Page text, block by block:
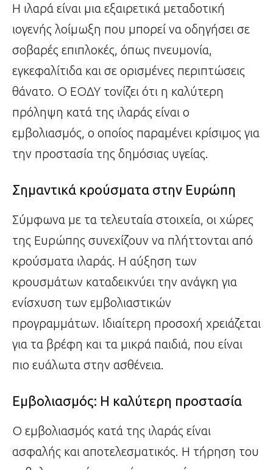
Η ιλαρά είναι μια εξαιρετικά μεταδοτική
ιογενής λοίμωξη που μπορεί να οδηγήσει σε
σοβαρές επιπλοκές, όπως πνευμονία,
εγκεφαλίτιδα και σε ορισμένες περιπτώσεις
θάνατο. Ο ΕΟΔΥ τονίζει ότι η καλύτερη
πρόληψη κατά της ιλαράς είναι ο
εμβολιασμός, ο οποίος παραμένει κρίσιμος για
την προστασία της δημόσιας υγείας.
Σημαντικά κρούσματα στην Ευρώπη
Σύμφωνα με τα τελευταία στοιχεία, οι χώρες
της Ευρώπης συνεχίζουν να πλήττονται από
κρούσματα ιλαράς. Η αύξηση των
κρουσμάτων καταδεικνύει την ανάγκη για
ενίσχυση των εμβολιαστικών
προγραμμάτων. Ιδιαίτερη προσοχή χρειάζεται
για τα βρέφη και τα μικρά παιδιά, που είναι
πιο ευάλωτα στην ασθένεια.
Εμβολιασμός: Η καλύτερη προστασία
Ο εμβολιασμός κατά της ιλαράς είναι
ασφαλής και αποτελεσματικός. Η τήρηση του